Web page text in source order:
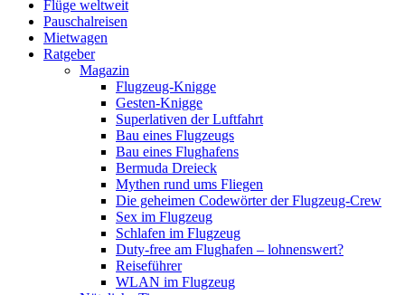
Flüge weltweit
Pauschalreisen
Mietwagen
Ratgeber
Magazin
Flugzeug-Knigge
Gesten-Knigge
Superlativen der Luftfahrt
Bau eines Flugzeugs
Bau eines Flughafens
Bermuda Dreieck
Mythen rund ums Fliegen
Die geheimen Codewörter der Flugzeug-Crew
Sex im Flugzeug
Schlafen im Flugzeug
Duty-free am Flughafen – lohnenswert?
Reiseführer
WLAN im Flugzeug